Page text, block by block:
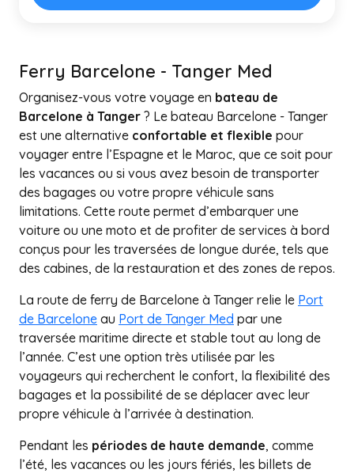
Ferry Barcelone - Tanger Med
Organisez-vous votre voyage en bateau de
Barcelone à Tanger ? Le bateau Barcelone - Tanger
est une alternative confortable et flexible pour
voyager entre l’Espagne et le Maroc, que ce soit pour
les vacances ou si vous avez besoin de transporter
des bagages ou votre propre véhicule sans
limitations. Cette route permet d’embarquer une
voiture ou une moto et de profiter de services à bord
conçus pour les traversées de longue durée, tels que
des cabines, de la restauration et des zones de repos.
La route de ferry de Barcelone à Tanger relie le Port
de Barcelone au Port de Tanger Med par une
traversée maritime directe et stable tout au long de
l’année. C’est une option très utilisée par les
voyageurs qui recherchent le confort, la flexibilité des
bagages et la possibilité de se déplacer avec leur
propre véhicule à l’arrivée à destination.
Pendant les périodes de haute demande, comme
l’été, les vacances ou les jours fériés, les billets de